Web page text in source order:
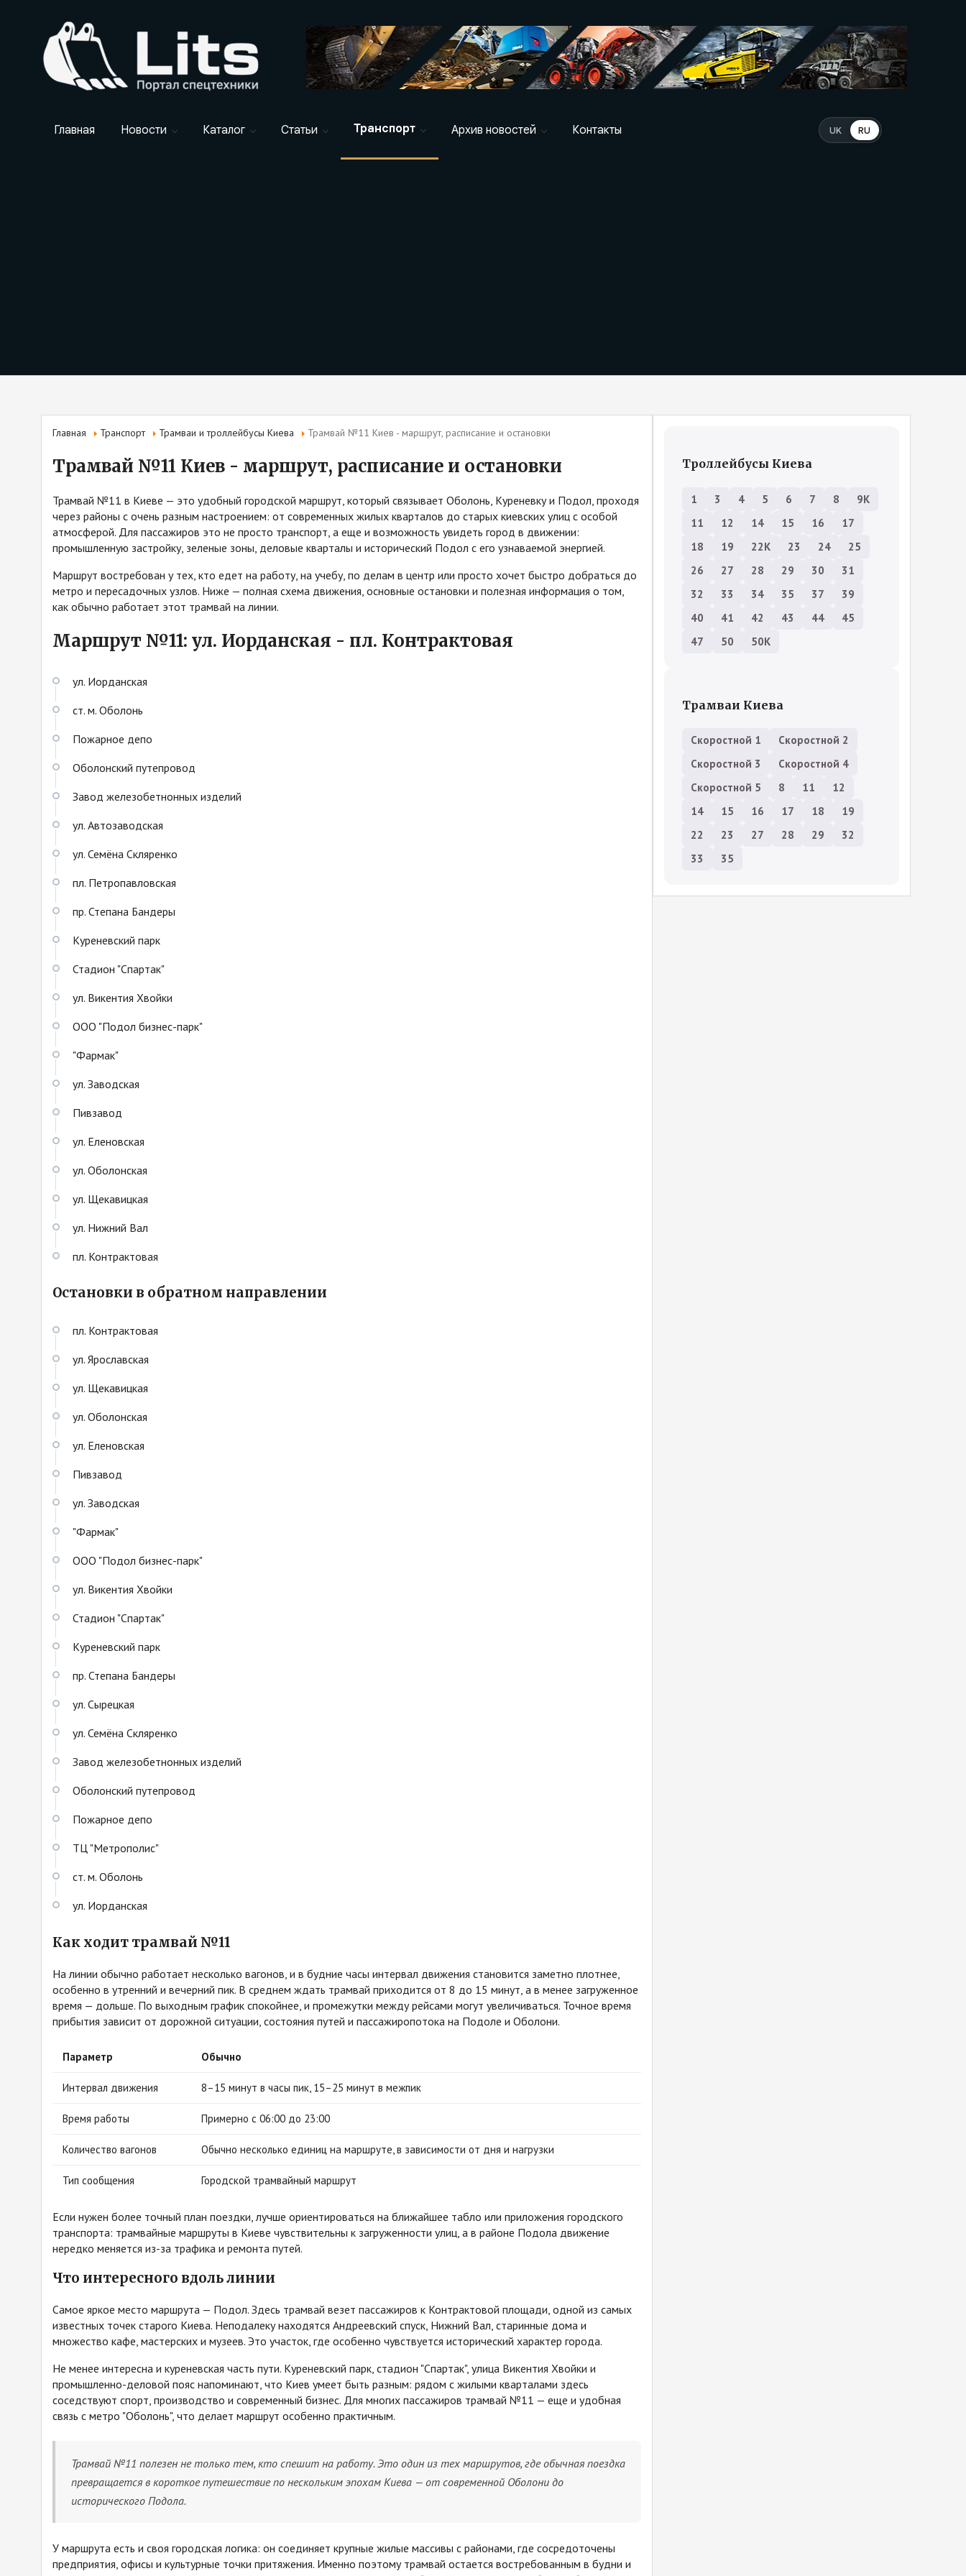
Главная Новости Каталог Статьи Транспорт Архив новостей Контакты UK RU
Главная Транспорт Трамваи и троллейбусы Киева Трамвай №11 Киев - маршрут, расписание и остановки
Трамвай №11 Киев - маршрут, расписание и остановки
Трамвай №11 в Киеве — это удобный городской маршрут, который связывает Оболонь, Куреневку и Подол, проходя
через районы с очень разным настроением: от современных жилых кварталов до старых киевских улиц с особой
атмосферой. Для пассажиров это не просто транспорт, а еще и возможность увидеть город в движении:
промышленную застройку, зеленые зоны, деловые кварталы и исторический Подол с его узнаваемой энергией.
Маршрут востребован у тех, кто едет на работу, на учебу, по делам в центр или просто хочет быстро добраться до
метро и пересадочных узлов. Ниже — полная схема движения, основные остановки и полезная информация о том,
как обычно работает этот трамвай на линии.
Маршрут №11: ул. Иорданская - пл. Контрактовая
ул. Иорданская
ст. м. Оболонь
Пожарное депо
Оболонский путепровод
Завод железобетнонных изделий
ул. Автозаводская
ул. Семёна Скляренко
пл. Петропавловская
пр. Степана Бандеры
Куреневский парк
Стадион "Спартак"
ул. Викентия Хвойки
ООО "Подол бизнес-парк"
"Фармак"
ул. Заводская
Пивзавод
ул. Еленовская
ул. Оболонская
ул. Щекавицкая
ул. Нижний Вал
пл. Контрактовая
Остановки в обратном направлении
пл. Контрактовая
ул. Ярославская
ул. Щекавицкая
ул. Оболонская
ул. Еленовская
Пивзавод
ул. Заводская
"Фармак"
ООО "Подол бизнес-парк"
ул. Викентия Хвойки
Стадион "Спартак"
Куреневский парк
пр. Степана Бандеры
ул. Сырецкая
ул. Семёна Скляренко
Завод железобетнонных изделий
Оболонский путепровод
Пожарное депо
ТЦ "Метрополис"
ст. м. Оболонь
ул. Иорданская
Как ходит трамвай №11
На линии обычно работает несколько вагонов, и в будние часы интервал движения становится заметно плотнее,
особенно в утренний и вечерний пик. В среднем ждать трамвай приходится от 8 до 15 минут, а в менее загруженное
время — дольше. По выходным график спокойнее, и промежутки между рейсами могут увеличиваться. Точное время
прибытия зависит от дорожной ситуации, состояния путей и пассажиропотока на Подоле и Оболони.
Параметр Обычно
Интервал движения 8–15 минут в часы пик, 15–25 минут в межпик
Время работы Примерно с 06:00 до 23:00
Количество вагонов Обычно несколько единиц на маршруте, в зависимости от дня и нагрузки
Тип сообщения Городской трамвайный маршрут
Если нужен более точный план поездки, лучше ориентироваться на ближайшее табло или приложения городского
транспорта: трамвайные маршруты в Киеве чувствительны к загруженности улиц, а в районе Подола движение
нередко меняется из-за трафика и ремонта путей.
Что интересного вдоль линии
Самое яркое место маршрута — Подол. Здесь трамвай везет пассажиров к Контрактовой площади, одной из самых
известных точек старого Киева. Неподалеку находятся Андреевский спуск, Нижний Вал, старинные дома и
множество кафе, мастерских и музеев. Это участок, где особенно чувствуется исторический характер города.
Не менее интересна и куреневская часть пути. Куреневский парк, стадион "Спартак", улица Викентия Хвойки и
промышленно-деловой пояс напоминают, что Киев умеет быть разным: рядом с жилыми кварталами здесь
соседствуют спорт, производство и современный бизнес. Для многих пассажиров трамвай №11 — еще и удобная
связь с метро "Оболонь", что делает маршрут особенно практичным.
Трамвай №11 полезен не только тем, кто спешит на работу. Это один из тех маршрутов, где обычная поездка
превращается в короткое путешествие по нескольким эпохам Киева — от современной Оболони до
исторического Подола.
У маршрута есть и своя городская логика: он соединяет крупные жилые массивы с районами, где сосредоточены
предприятия, офисы и культурные точки притяжения. Именно поэтому трамвай остается востребованным в будни и
Троллейбусы Киева
1 3 4 5 6 7 8
9К
11
12 14 15 16
17
18
19 22К 23 24
25
26
27 28 29 30
31
32
33 34 35 37
39
40
41 42 43 44
45
47
50 50К
Трамваи Киева
Скоростной 1
Скоростной 2
Скоростной 3
Скоростной 4
Скоростной 5
8 11
12
14
15 16 17 18
19
22
23 27 28 29
32
33
35